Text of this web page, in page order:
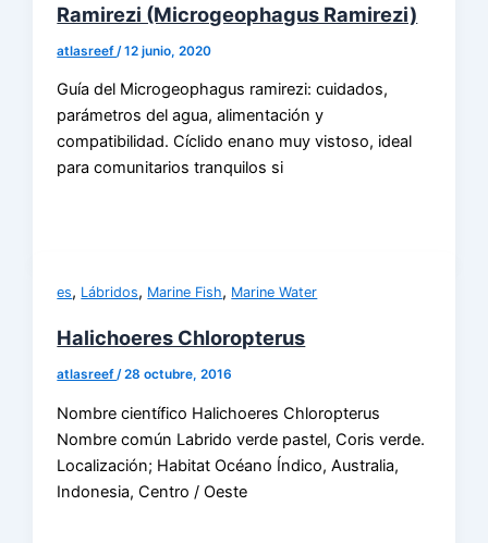
Ramirezi (Microgeophagus Ramirezi)
atlasreef /12 junio, 2020
Guía del Microgeophagus ramirezi: cuidados,
parámetros del agua, alimentación y
compatibilidad. Cíclido enano muy vistoso, ideal
para comunitarios tranquilos si
es, Lábridos, Marine Fish, Marine Water
Halichoeres Chloropterus
atlasreef/28 octubre, 2016
Nombre científico Halichoeres Chloropterus
Nombre común Labrido verde pastel, Coris verde.
Localización; Habitat Océano Índico, Australia,
Indonesia, Centro / Oeste